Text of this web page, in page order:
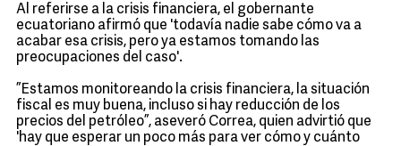
Al referirse a la crisis financiera, el gobernante
ecuatoriano afirmó que 'todavía nadie sabe cómo va a
acabar esa crisis, pero ya estamos tomando las
preocupaciones del caso'.
”Estamos monitoreando la crisis financiera, la situación
fiscal es muy buena, incluso si hay reducción de los
precios del petróleo”, aseveró Correa, quien advirtió que
'hay que esperar un poco más para ver cómo y cuánto